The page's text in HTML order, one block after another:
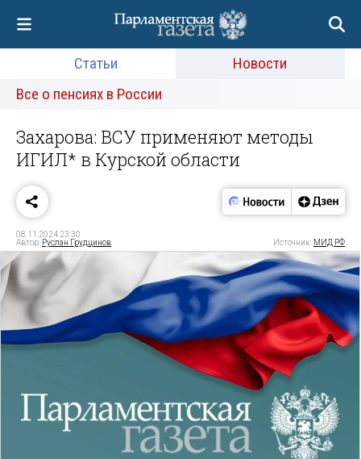
Статьи
Новости
Все о пенсиях в России
Захарова: ВСУ применяют методы
ИГИЛ* в Курской области
08.11.2024 23:30
Автор: Руслан Грудцинов Источник: МИД РФ